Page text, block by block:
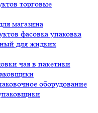
торговые
магазина
фасовка упаковка
для жидких
чая в пакетики
оборудование